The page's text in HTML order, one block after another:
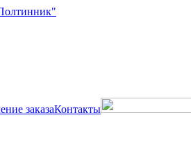
заказаКонтакты